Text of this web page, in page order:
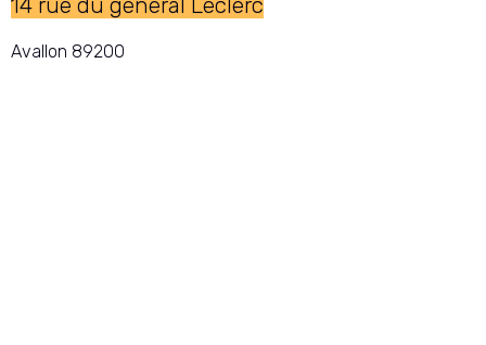
14 rue du général Leclerc
Avallon 89200